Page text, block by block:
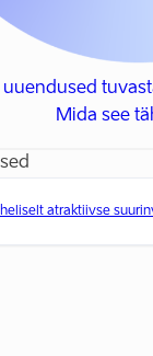
Mida see
atraktiivse